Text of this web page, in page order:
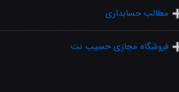
مطالب حسابداری
فروشگاه مجازی حسیب نت